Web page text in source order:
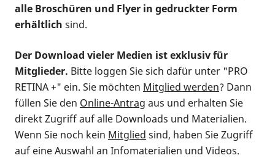
alle Broschüren und Flyer in gedruckter Form
erhältlich sind.
Der Download vieler Medien ist exklusiv für
Mitglieder. Bitte loggen Sie sich dafür unter "PRO
RETINA +" ein. Sie möchten Mitglied werden? Dann
füllen Sie den Online-Antrag aus und erhalten Sie
direkt Zugriff auf alle Downloads und Materialien.
Wenn Sie noch kein Mitglied sind, haben Sie Zugriff
auf eine Auswahl an Infomaterialien und Videos.